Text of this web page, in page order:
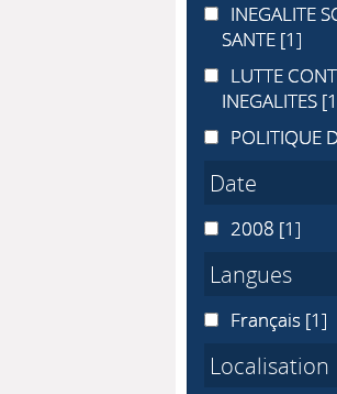
INEGALITE
INEGALITE
SANTE [1]
LUTTE CONTRE
LUTTE
INEGALITES
POLITIQUE DE
POLITIQUE
Date
20082008 [1]
Langues
Français
Français [1]
Localisation